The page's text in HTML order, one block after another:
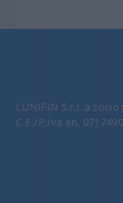
Non vi
22 su